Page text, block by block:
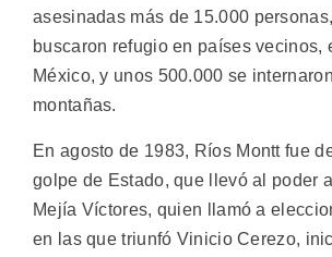
asesinadas más de 15.000
buscaron refugio en países vecinos,
México, y unos 500.000 se
montañas.
En agosto de 1983, Ríos Montt fue
golpe de Estado, que llevó al poder
Mejía Víctores, quien llamó a
en las que triunfó Vinicio Cerezo,